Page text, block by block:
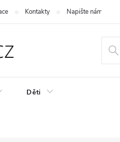
Kontakty Napište nám
Děti